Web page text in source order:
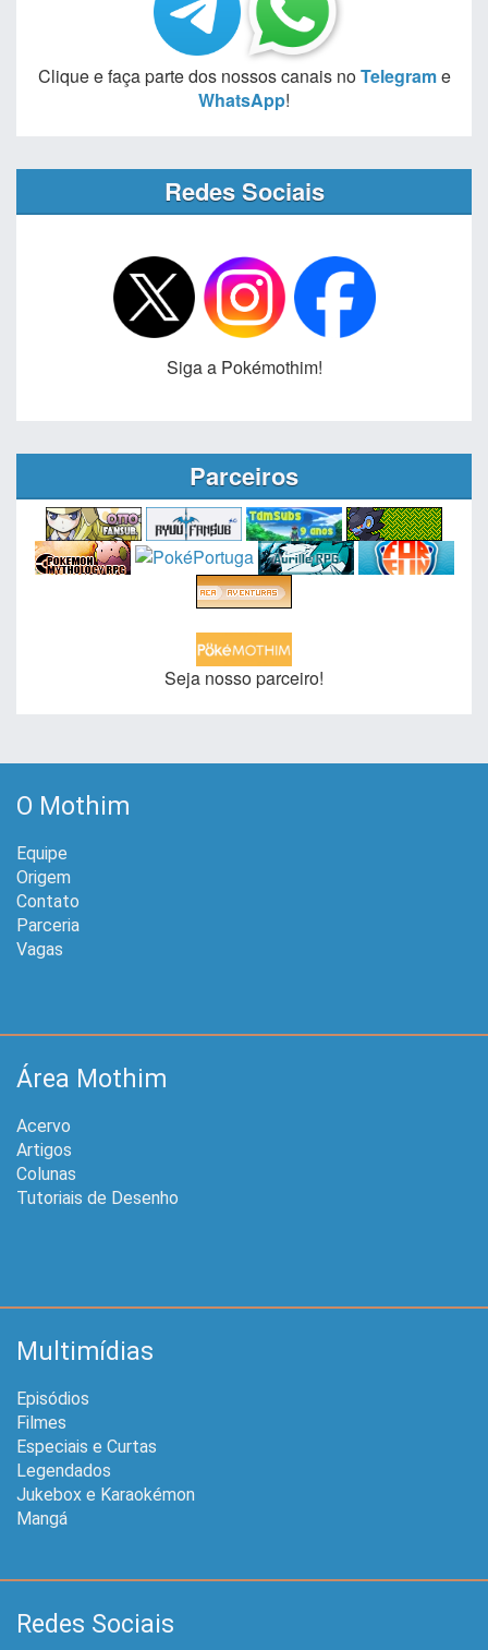
Clique e faça parte dos nossos canais noTelegrame
WhatsApp!
Redes Sociais
Siga a Pokémothim!
Parceiros
Seja nosso parceiro!
O Mothim
Equipe
Origem
Contato
Parceria
Vagas
Área Mothim
Acervo
Artigos
Colunas
Tutoriais de Desenho
Multimídias
Episódios
Filmes
Especiais e Curtas
Legendados
Jukebox e Karaokémon
Mangá
Redes Sociais